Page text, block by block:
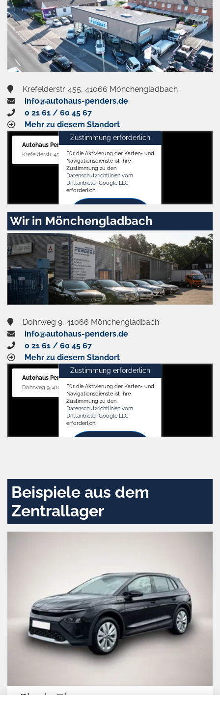
Krefelderstr. 455, 41066 Mönchengladbach
info@autohaus-penders.de
0 21 61 / 60 45 67
Mehr zu diesem Standort
Autohaus Penders (Verkauf)
Krefelderstr. 455, 41066 Mönchengladbach
Zustimmung erforderlich
Für die Aktivierung der Karten- und
Navigationsdienste ist Ihre
Zustimmung zu den
Datenschutzrichtlinien vom
Drittanbieter Google LLC
erforderlich.
Zustimmen
und
aktivieren
Wir in Mönchengladbach
Dohrweg 9, 41066 Mönchengladbach
info@autohaus-penders.de
0 21 61 / 60 45 67
Mehr zu diesem Standort
Autohaus Penders (Service)
Dohrweg 9, 41066 Mönchengladbach
Zustimmung erforderlich
Für die Aktivierung der Karten- und
Navigationsdienste ist Ihre
Zustimmung zu den
Datenschutzrichtlinien vom
Drittanbieter Google LLC
erforderlich.
Beispiele aus dem
Zentrallager
Skoda Elroq